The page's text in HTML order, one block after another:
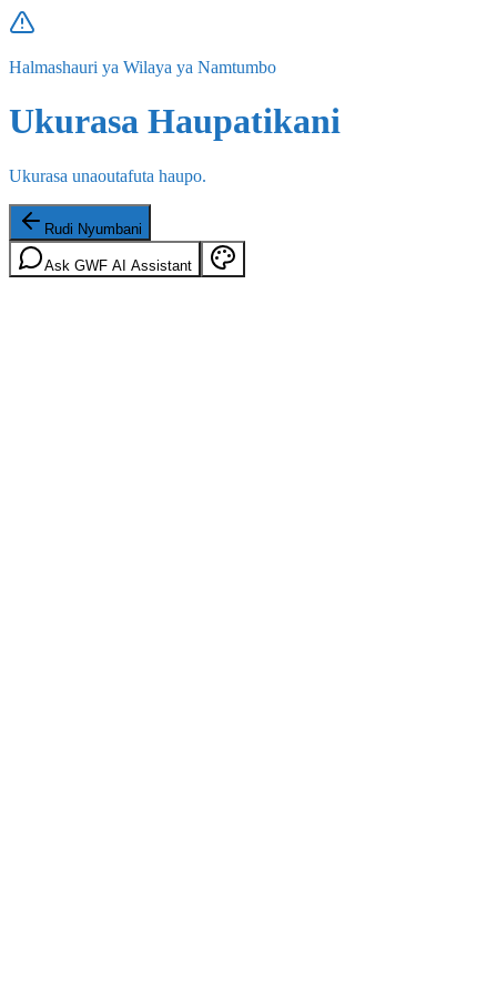
Halmashauri ya Wilaya ya Namtumbo
Ukurasa Haupatikani
Ukurasa unaoutafuta haupo.
Rudi Nyumbani
Ask GWF AI Assistant